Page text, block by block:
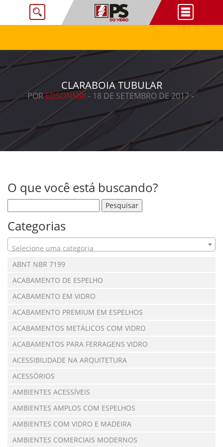
CLARABOIA TUBULAR
POREDSONMRI - 18 DE SETEMBRO DE 2017 -
O que você está buscando?
Categorias
Selecione uma categoria
ABNT NBR 7199
ACABAMENTO DE ESPELHO
ACABAMENTO EM VIDRO
ACABAMENTO PREMIUM EM ESPELHOS
ACABAMENTOS METÁLICOS COM VIDRO
ACABAMENTOS PARA FERRAGENS VIDRO
ACESSIBILIDADE NA ARQUITETURA
ACESSÓRIOS
AMBIENTES ACESSÍVEIS
AMBIENTES AMPLOS COM ESPELHOS
AMBIENTES COM VIDRO E MADEIRA
AMBIENTES COMERCIAIS MODERNOS